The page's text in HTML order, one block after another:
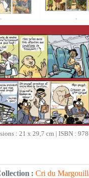
: 21 x 29,7 cm | ISBN :
: Cri du